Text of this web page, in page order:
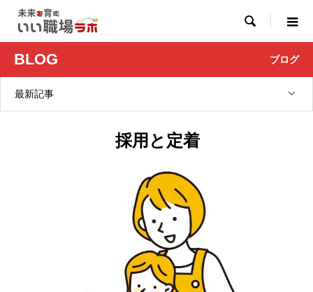

BLOG ブログ
最新記事
採用と定着